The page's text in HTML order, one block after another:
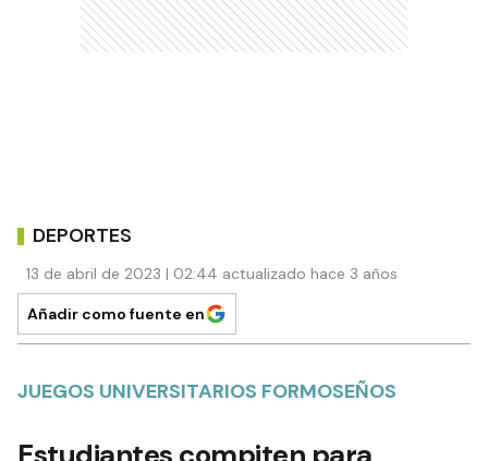
DEPORTES
13 de abril de 2023 | 02:44 actualizado hace 3 años
Añadir como fuente en
JUEGOS UNIVERSITARIOS FORMOSEÑOS